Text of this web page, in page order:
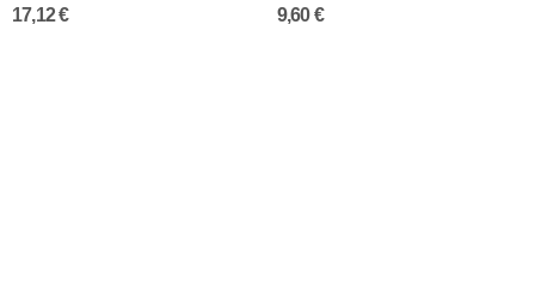
17,12 € 9,60 €